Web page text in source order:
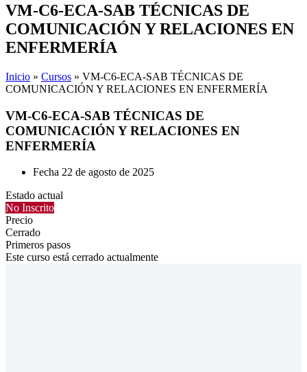
VM-C6-ECA-SAB TÉCNICAS DE
COMUNICACIÓN Y RELACIONES EN
ENFERMERÍA
Inicio » Cursos » VM-C6-ECA-SAB TÉCNICAS DE
COMUNICACIÓN Y RELACIONES EN ENFERMERÍA
VM-C6-ECA-SAB TÉCNICAS DE
COMUNICACIÓN Y RELACIONES EN
ENFERMERÍA
Fecha 22 de agosto de 2025
Estado actual
No Inscrito
Precio
Cerrado
Primeros pasos
Este curso está cerrado actualmente